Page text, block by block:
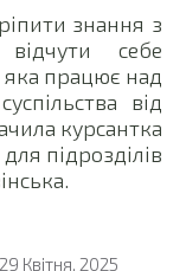
знання з
себе
працює над
від
курсантка
підрозділів
29 Квітня, 2025